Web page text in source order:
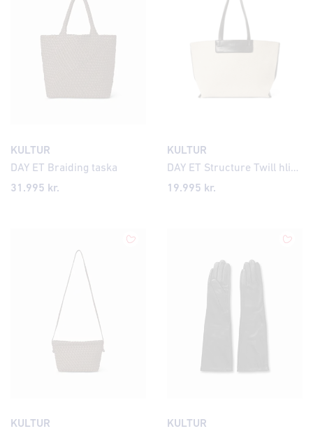
KULTUR
DAY ET Braiding taska
31.995 kr.
KULTUR
DAY ET Structure Twill hliðartaska
19.995 kr.
KULTUR KULTUR